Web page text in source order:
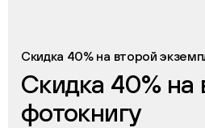
Скидка 40% на второй
Скидка 40% на
фотокнигу